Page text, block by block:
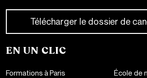
Télécharger le dossier de
EN UN CLIC
Formations à Paris
École de